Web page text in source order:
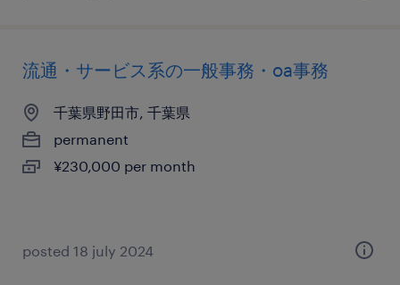
流通・サービス系の一般事務・oa事務
千葉県野田市, 千葉県
permanent
¥230,000 per month
posted 18 july 2024